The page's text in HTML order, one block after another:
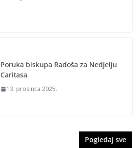
Poruka biskupa Radoša za Nedjelju
Caritasa
13. prosinca 2025.
Pogledaj sve